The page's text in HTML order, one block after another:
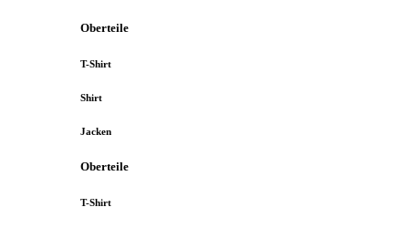
Oberteile
T-Shirt
Shirt
Jacken
Oberteile
T-Shirt